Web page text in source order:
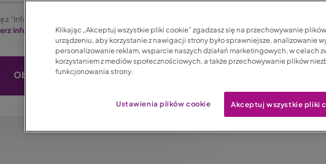
z "Informacją o przetwarzaniu danych
informację o przetwarzaniu Twoich danych
Klikając „Akceptuj wszystkie pliki cookie” zgadzasz się na przechowywanie
urządzeniu, aby korzystanie z nawigacji strony było sprawniejsze, analizowanie
personalizowanie reklam, wsparcie naszych działań marketingowych, w celach
korzystaniem z mediów społecznościowych, a także przechowywanie plików
funkcjonowania strony.
Ustawienia plików cookie Akceptuj wszystkie pliki